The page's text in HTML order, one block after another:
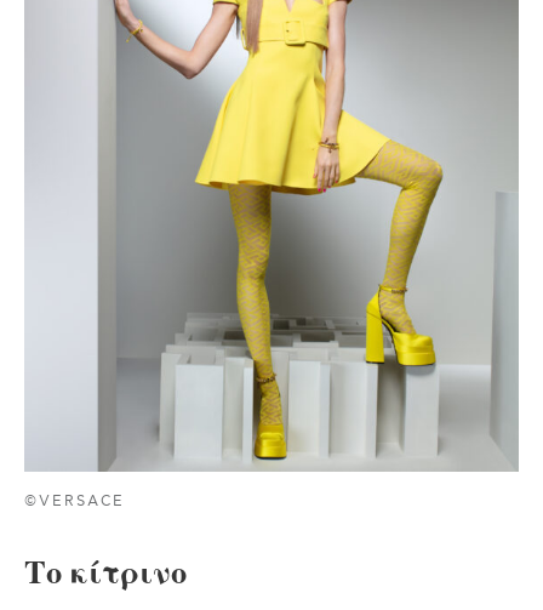
©VERSACE
Το κίτρινο